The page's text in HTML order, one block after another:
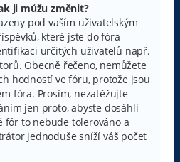
ji můžu změnit?
pod vaším uživatelským
které jste do fóra
určitých uživatelů např.
Obecně řečeno, nemůžete
hodností ve fóru, protože jsou
fóra. Prosím, nezatěžujte
jen proto, abyste dosáhli
fór to nebude tolerováno a
jednoduše sníží váš počet